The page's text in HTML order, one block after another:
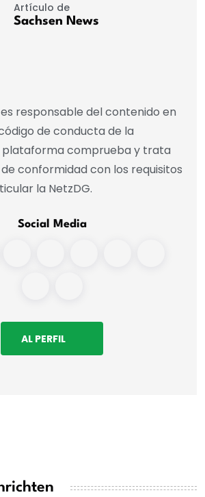
Artículo de
Sachsen News
responsable del contenido en
de conducta de la
plataforma comprueba y trata
conformidad con los requisitos
la NetzDG.
Social Media
AL PERFIL